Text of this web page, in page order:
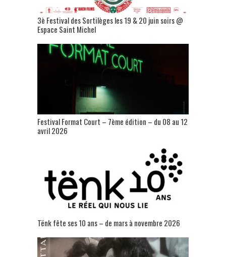
3è Festival des Sortilèges les 19 & 20 juin soirs @
Espace Saint Michel
Festival Format Court – 7ème édition – du 08 au 12
avril 2026
Tënk fête ses 10 ans – de mars à novembre 2026